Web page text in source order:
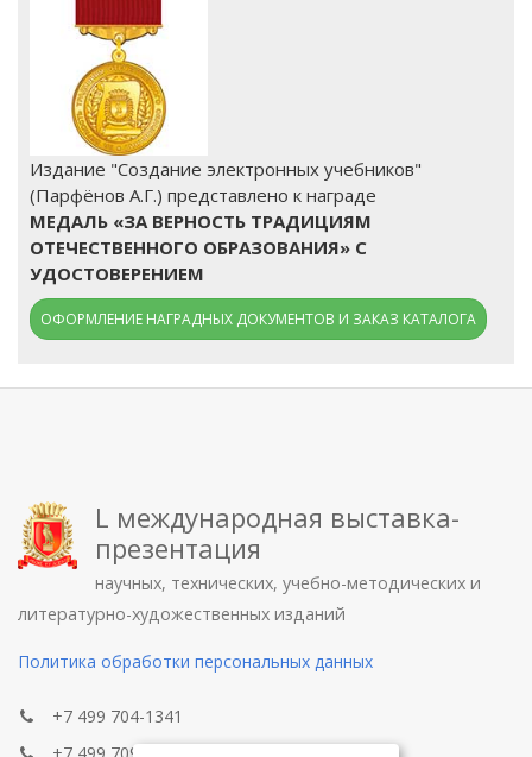
Издание "Создание электронных учебников"
(Парфёнов А.Г.) представлено к награде
МЕДАЛЬ «ЗА ВЕРНОСТЬ ТРАДИЦИЯМ
ОТЕЧЕСТВЕННОГО ОБРАЗОВАНИЯ» С
УДОСТОВЕРЕНИЕМ
ОФОРМЛЕНИЕ НАГРАДНЫХ ДОКУМЕНТОВ И ЗАКАЗ КАТАЛОГА
L международная выставка-
презентация
научных, технических, учебно-методических и
литературно-художественных изданий
Политика обработки персональных данных
+7 499 704-1341